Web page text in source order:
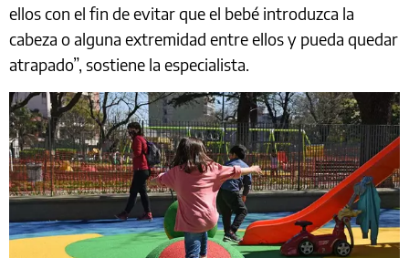
ellos con el fin de evitar que el bebé introduzca la
cabeza o alguna extremidad entre ellos y pueda quedar
atrapado”, sostiene la especialista.